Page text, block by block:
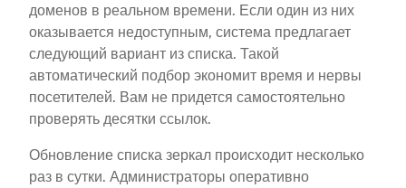
доменов в реальном времени. Если один из них
оказывается недоступным, система предлагает
следующий вариант из списка. Такой
автоматический подбор экономит время и нервы
посетителей. Вам не придется самостоятельно
проверять десятки ссылок.
Обновление списка зеркал происходит несколько
раз в сутки. Администраторы оперативно